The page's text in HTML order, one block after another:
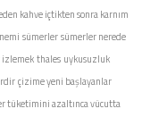
kahve içtikten sonra karnım
sümerlersümerler nerede
thales uykusuzluk
çizime yeni başlayanlar
tüketimini azaltınca vücutta